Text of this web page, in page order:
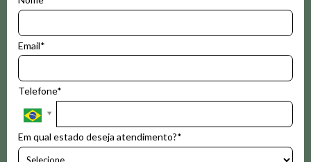
Email*
Telefone*
Em qual estado deseja atendimento?*